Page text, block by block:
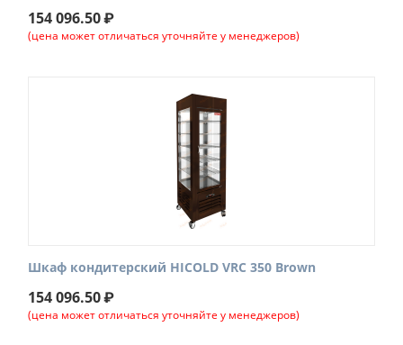
154 096.50₽
(цена может отличаться уточняйте у менеджеров)
Шкаф кондитерский HICOLD VRC 350 Brown
154 096.50₽
(цена может отличаться уточняйте у менеджеров)